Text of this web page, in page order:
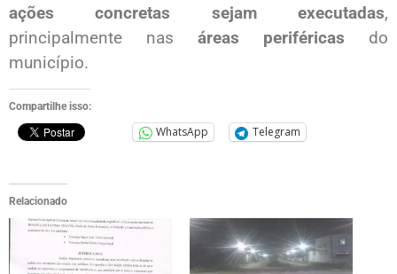
ações concretas sejam executadas,
principalmente nas áreas periféricas do
município.
Compartilhe isso:
WhatsApp Telegram
Relacionado